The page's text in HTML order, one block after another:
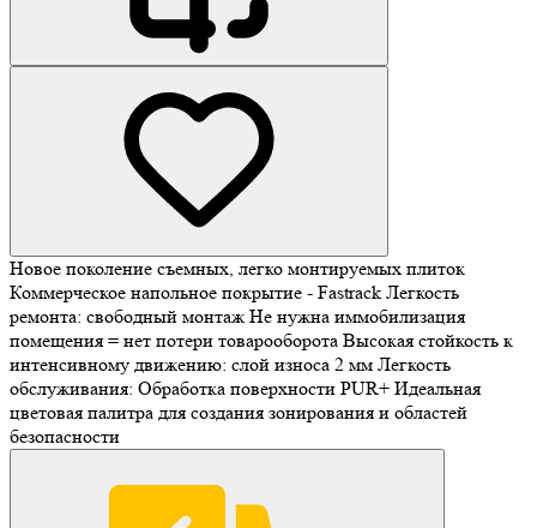
Новое поколение съемных, легко монтируемых плиток
Коммерческое напольное покрытие - Fastrack Легкость
ремонта: свободный монтаж Не нужна иммобилизация
помещения = нет потери товарооборота Высокая стойкость к
интенсивному движению: слой износа 2 мм Легкость
обслуживания: Обработка поверхности PUR+ Идеальная
цветовая палитра для создания зонирования и областей
безопасности